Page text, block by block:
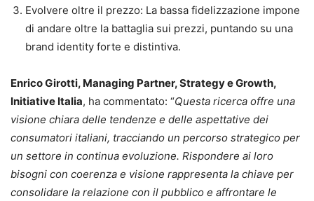
Evolvere oltre il prezzo: La bassa fidelizzazione impone
di andare oltre la battaglia sui prezzi, puntando su una
brand identity forte e distintiva.
Enrico Girotti, Managing Partner, Strategy e Growth,
Initiative Italia, ha commentato: “Questa ricerca offre una
visione chiara delle tendenze e delle aspettative dei
consumatori italiani, tracciando un percorso strategico per
un settore in continua evoluzione. Rispondere ai loro
bisogni con coerenza e visione rappresenta la chiave per
consolidare la relazione con il pubblico e affrontare le